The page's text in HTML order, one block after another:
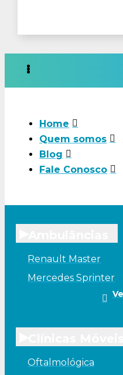
Home
Quem somos
Blog
Fale Conosco
Renault Master
Mercedes Sprinter
Oftalmológica